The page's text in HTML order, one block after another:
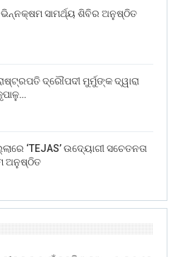
ସାମର୍ଥ୍ୟ ଶିବିର ଅନୁଷ୍ଠିତ
ଦ୍ରୌପଦୀ ମୁର୍ମୁଙ୍କ ଦ୍ୱାରା
‘TEJAS’ ଉଦ୍ୟୋଗୀ ସଚେତନତା
ଅନୁଷ୍ଠିତ